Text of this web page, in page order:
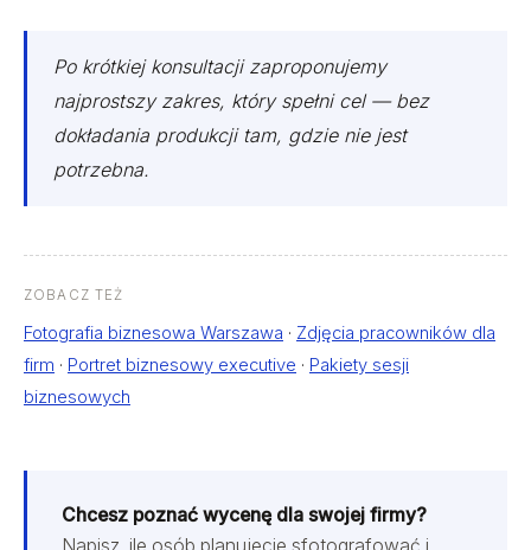
Po krótkiej konsultacji zaproponujemy
najprostszy zakres, który spełni cel — bez
dokładania produkcji tam, gdzie nie jest
potrzebna.
ZOBACZ TEŻ
Fotografia biznesowa Warszawa · Zdjęcia pracowników dla
firm · Portret biznesowy executive · Pakiety sesji
biznesowych
Chcesz poznać wycenę dla swojej firmy?